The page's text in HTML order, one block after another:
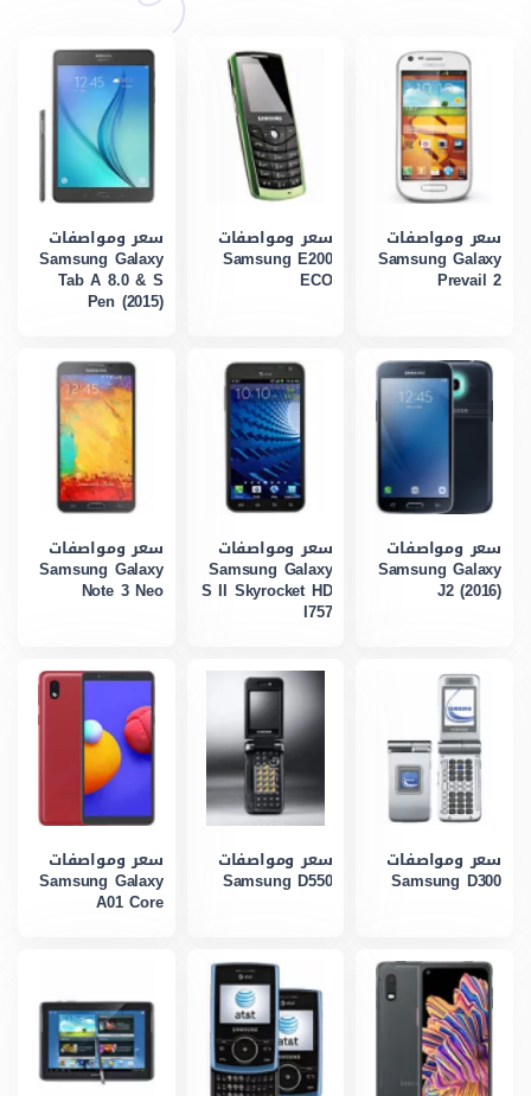
سعر ومواصفات
Samsung Galaxy
Prevail 2
سعر ومواصفات
Samsung E200
ECO
سعر ومواصفات
Samsung Galaxy
Tab A 8.0 & S
Pen (2015)
سعر ومواصفات
Samsung Galaxy
J2 (2016)
سعر ومواصفات
Samsung Galaxy
S II Skyrocket HD
I757
سعر ومواصفات
Samsung Galaxy
Note 3 Neo
سعر ومواصفات
Samsung D300
سعر ومواصفات
Samsung D550
سعر ومواصفات
Samsung Galaxy
A01 Core